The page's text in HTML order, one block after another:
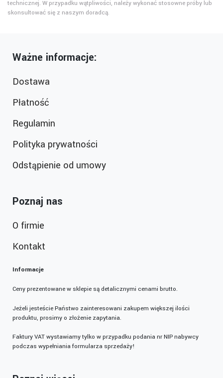
technicznej. W przypadku wątpliwości, należy wykonać stosowne próby lub
skonsultować się z naszym doradcą.
Ważne informacje:
Dostawa
Płatność
Regulamin
Polityka prywatności
Odstąpienie od umowy
Poznaj nas
O firmie
Kontakt
Informacje
Ceny prezentowane w sklepie są detalicznymi cenami brutto.
Jeżeli jesteście Państwo zainteresowani zakupem większej ilości
produktu, prosimy o złożenie zapytania.
Faktury VAT wystawiamy tylko w przypadku podania nr NIP nabywcy
podczas wypełniania formularza sprzedaży!